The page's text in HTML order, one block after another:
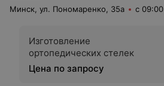
Минск, ул. Пономаренко, 35а с 09:00
Изготовление
ортопедических стелек
Цена по запросу